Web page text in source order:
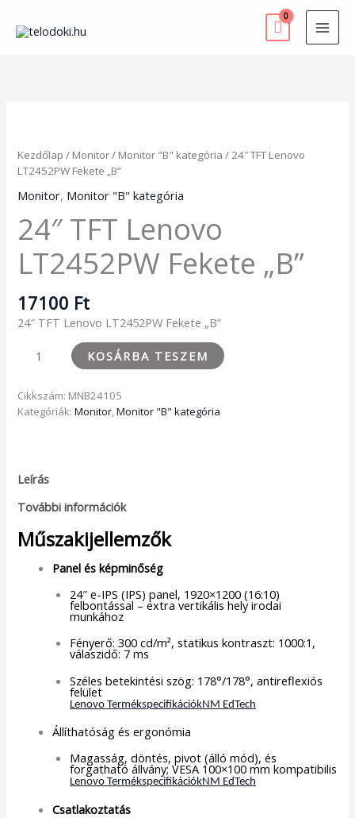
content
Kezdőlap / Monitor/ Monitor "B" kategória / 24″ TFT Lenovo
LT2452PW Fekete „B”
Monitor, Monitor "B" kategória
24″ TFT Lenovo
LT2452PW Fekete „B”
17100 Ft
24″ TFT Lenovo LT2452PW Fekete „B”
Lenovo
LT2452PW
Fekete
"B"
KOSÁRBA TESZEM
Cikkszám: MNB24105
Kategóriák:Monitor,Monitor "B" kategória
Leírás
További információk
Műszakijellemzők
Panel és képminőség
24″ e-IPS (IPS) panel, 1920×1200 (16:10)
felbontással – extra vertikális hely irodai
munkához
Fényerő: 300 cd/m², statikus kontraszt: 1000:1,
válaszidő: 7 ms
Széles betekintési szög: 178°/178°, antireflexiós
felület
Lenovo TermékspecifikációkNM EdTech
Állíthatóság és ergonómia
Magasság, döntés, pivot (álló mód), és
forgatható állvány; VESA 100×100 mm kompatibilis
Lenovo TermékspecifikációkNM EdTech
Csatlakoztatás